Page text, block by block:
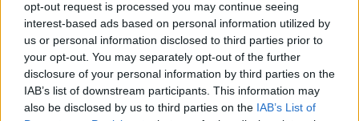
opt-out request is processed you may continue seeing
interest-based ads based on personal information utilized by
us or personal information disclosed to third parties prior to
your opt-out. You may separately opt-out of the further
disclosure of your personal information by third parties on the
IAB’s list of downstream participants. This information may
also be disclosed by us to third parties on the IAB’s List of
#RoadToWRC
#ReadyToRally3 #WRC
pic.twitter.com/OaF12eByT
X